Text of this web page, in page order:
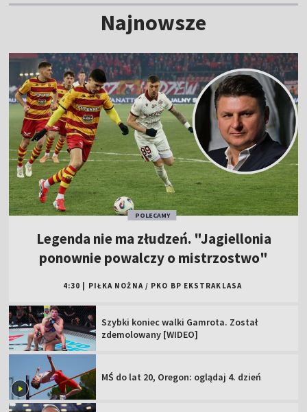
Najnowsze
POLECAMY
Legenda nie ma złudzeń. "Jagiellonia
ponownie powalczy o mistrzostwo"
4:30 PIŁKA NOŻNA / PKO BP EKSTRAKLASA
Szybki koniec walki Gamrota. Został
zdemolowany [WIDEO]
MŚ do lat 20, Oregon: oglądaj 4. dzień